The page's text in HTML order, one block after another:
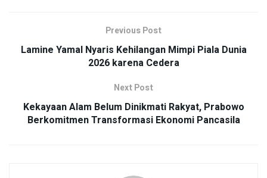
Previous Post
Lamine Yamal Nyaris Kehilangan Mimpi Piala Dunia
2026 karena Cedera
Next Post
Kekayaan Alam Belum Dinikmati Rakyat, Prabowo
Berkomitmen Transformasi Ekonomi Pancasila